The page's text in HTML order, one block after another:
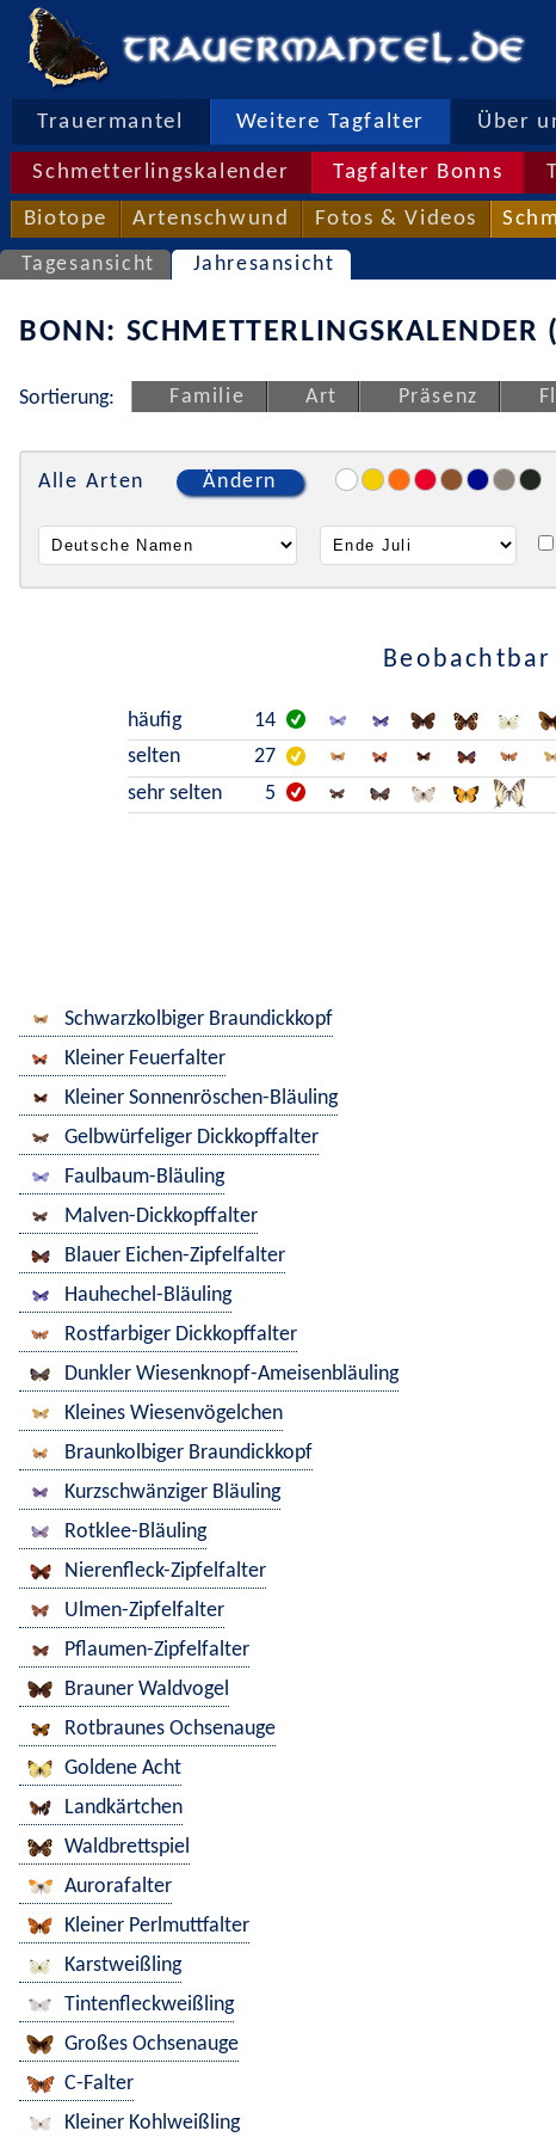
Trauermantel Weitere Tagfalter Über
Schmetterlingskalender Tagfalter Bonns
Biotope Artenschwund Fotos & Videos
Tagesansicht Jahresansicht
BONN: SCHMETTERLINGSKALENDER
Sortierung: Familie Art Präsenz
Alle Arten Ändern
häufig
14
selten
27
sehr selten
5
Schwarzkolbiger Braundickkopf
Kleiner Feuerfalter
Kleiner Sonnenröschen-Bläuling
Gelbwürfeliger Dickkopffalter
Faulbaum-Bläuling
Malven-Dickkopffalter
Blauer Eichen-Zipfelfalter
Hauhechel-Bläuling
Rostfarbiger Dickkopffalter
Dunkler Wiesenknopf-Ameisenbläuling
Kleines Wiesenvögelchen
Braunkolbiger Braundickkopf
Kurzschwänziger Bläuling
Rotklee-Bläuling
Nierenfleck-Zipfelfalter
Ulmen-Zipfelfalter
Pflaumen-Zipfelfalter
Brauner Waldvogel
Rotbraunes Ochsenauge
Goldene Acht
Landkärtchen
Waldbrettspiel
Aurorafalter
Kleiner Perlmuttfalter
Karstweißling
Tintenfleckweißling
Großes Ochsenauge
C-Falter
Kleiner Kohlweißling